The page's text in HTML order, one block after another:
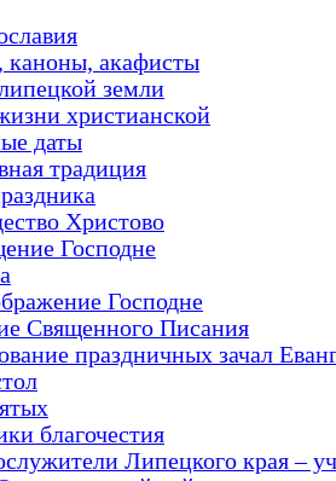
акафисты
земли
христианской
даты
традиция
Христово
Господне
Господне
Священного Писания
праздничных зачал
благочестия
Липецкого края –